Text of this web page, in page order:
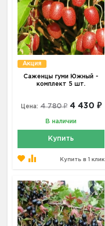
Акция
Саженцы гуми Южный -
комплект 5 шт.
Цена: 4 780 ₽ 4 430 ₽
В наличии
Купить
Купить в 1 клик